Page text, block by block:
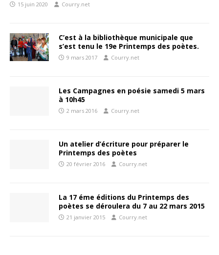
15 juin 2020 Courry.net
C’est à la bibliothèque municipale que
s’est tenu le 19e Printemps des poètes.
9 mars 2017 Courry.net
Les Campagnes en poésie samedi 5 mars
à 10h45
2 mars 2016 Courry.net
Un atelier d’écriture pour préparer le
Printemps des poètes
20 février 2016 Courry.net
La 17 éme éditions du Printemps des
poètes se déroulera du 7 au 22 mars 2015
21 janvier 2015 Courry.net